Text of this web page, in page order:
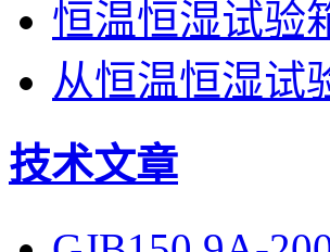
恒温恒湿试验
从恒温恒湿试
技术文章